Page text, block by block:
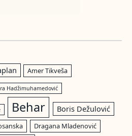
Amer Tikveša
Hadžimuhamedović
Behar Boris Dežulović
Dragana Mladenović